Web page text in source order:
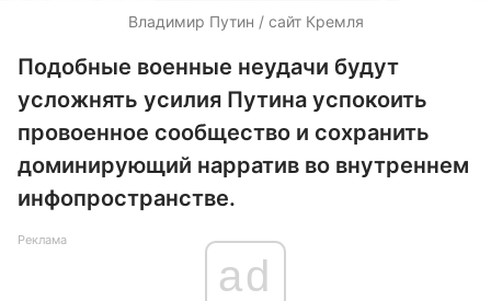
Владимир Путин / сайт Кремля
Подобные военные неудачи будут
усложнять усилия Путина успокоить
провоенное сообщество и сохранить
доминирующий нарратив во внутреннем
инфопространстве.
Реклама
ad